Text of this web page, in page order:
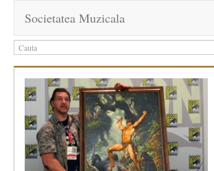
Societatea Muzicala